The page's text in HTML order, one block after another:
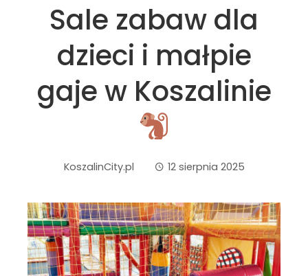
Sale zabaw dla
dzieci i małpie
gaje w Koszalinie
KoszalinCity.pl 12 sierpnia 2025